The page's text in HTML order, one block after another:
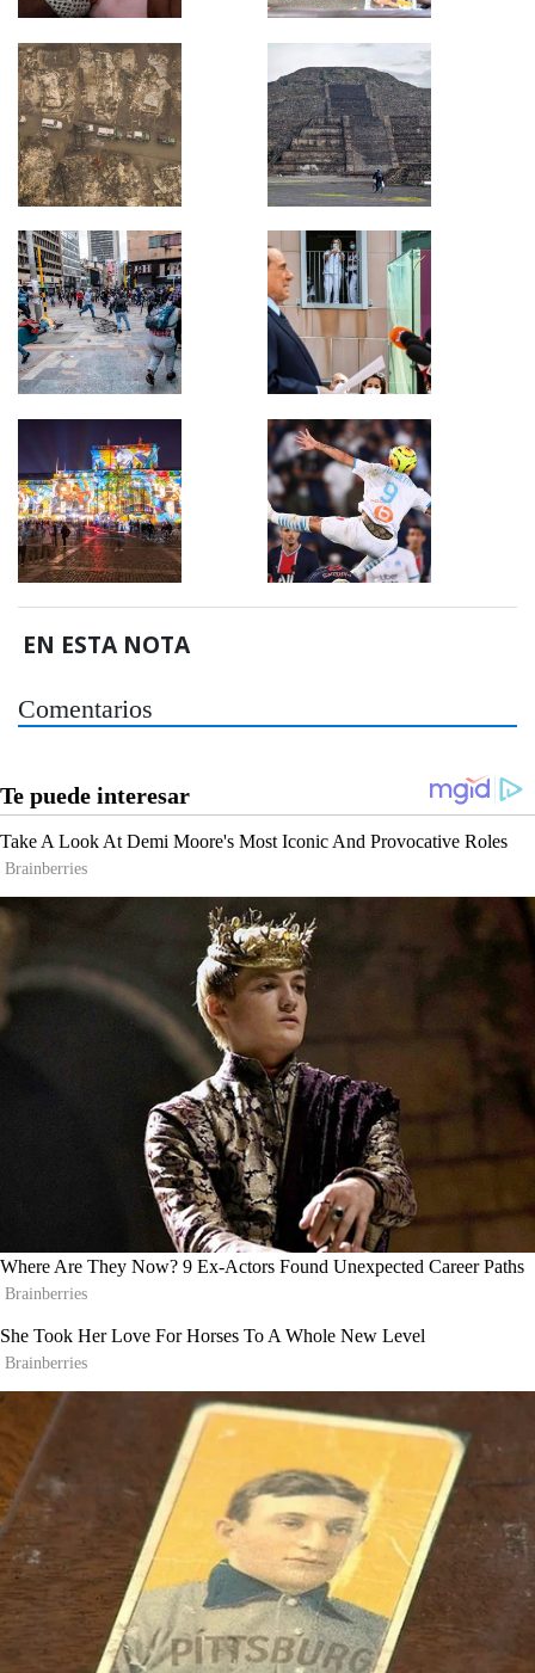
EN ESTA NOTA
Comentarios